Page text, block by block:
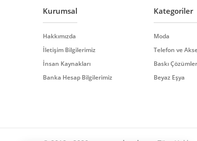
Kurumsal
Hakkımızda
İletişim Bilgilerimiz
İnsan Kaynakları
Banka Hesap Bilgilerimiz
Kategoriler
Moda
Telefon ve
Baskı
Beyaz Eşya